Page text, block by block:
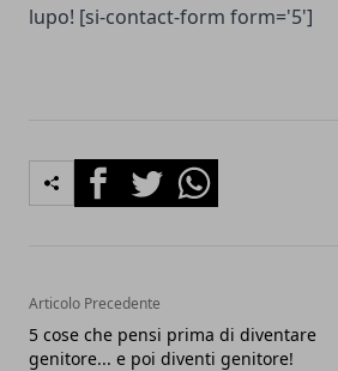
lupo! [si-contact-form form='5']
FacebookTwitterWhatsapp
Articolo Precedente
5 cose che pensi prima di diventare
genitore... e poi diventi genitore!